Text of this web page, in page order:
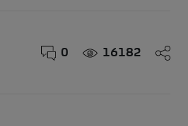
0 16182